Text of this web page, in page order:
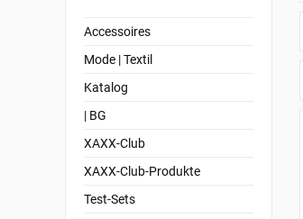
Accessoires
Mode | Textil
Katalog
| BG
XAXX-Club
XAXX-Club-Produkte
Test-Sets